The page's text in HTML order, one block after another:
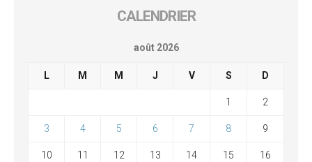
CALENDRIER
août 2026
L M M J V S D
1 2
3 4 5 6 7 8 9
10 11 12 13 14 15 16